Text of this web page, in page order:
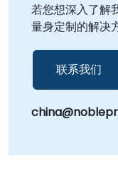
控制式多代理协
的自主开发管道
帮助您的组织将
排。我们使您能
推动效率和创新
若您想深入了解
量身定制的解决
联系我们